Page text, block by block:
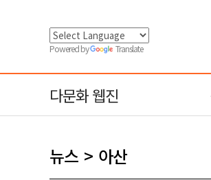
Powered by Translate
다문화 웹진
뉴스 아산